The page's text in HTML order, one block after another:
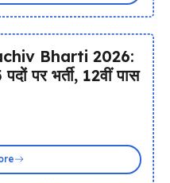
Bharti 2026:
पर भर्ती, 12वीं पास